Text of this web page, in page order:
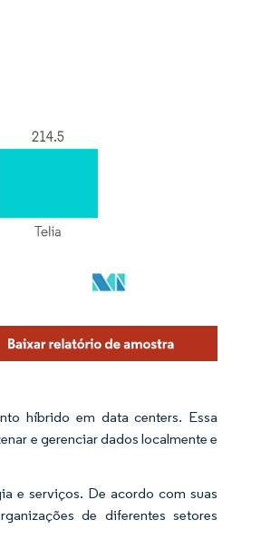
híbrido em data centers. Essa
e gerenciar dados localmente e
e serviços. De acordo com suas
de diferentes setores